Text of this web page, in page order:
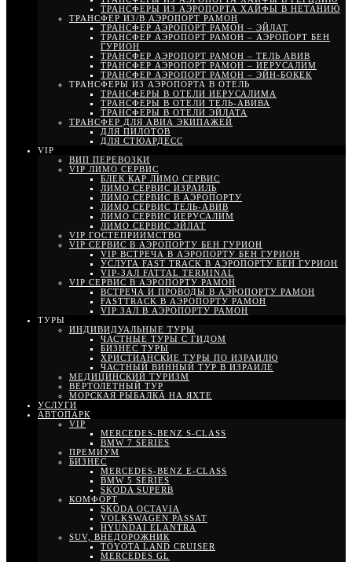
ТРАНСФЕРЫ ИЗ АЭРОПОРТА ХАЙФЫ В НЕТАНИЮ
ТРАНСФЕР ИЗ/В АЭРОПОРТ РАМОН
ТРАНСФЕР АЭРОПОРТ РАМОН – ЭЙЛАТ
ТРАНСФЕР АЭРОПОРТ РАМОН – АЭРОПОРТ БЕН
ГУРИОН
ТРАНСФЕР АЭРОПОРТ РАМОН – ТЕЛЬ АВИВ
ТРАНСФЕР АЭРОПОРТ РАМОН – ИЕРУСАЛИМ
ТРАНСФЕР АЭРОПОРТ РАМОН – ЭЙН-БОКЕК
ТРАНСФЕРЫ ИЗ АЭРОПОРТА В ОТЕЛЬ
ТРАНСФЕРЫ В ОТЕЛИ ИЕРУСАЛИМА
ТРАНСФЕРЫ В ОТЕЛИ ТЕЛЬ-АВИВА
ТРАНСФЕРЫ В ОТЕЛИ ЭЙЛАТА
ТРАНСФЕР ДЛЯ АВИА ЭКИПАЖЕЙ
ДЛЯ ПИЛОТОВ
ДЛЯ СТЮАРДЕСС
VIP
ВИП ПЕРЕВОЗКИ
VIP ЛИМО СЕРВИС
БЛЕК КАР ЛИМО СЕРВИС
ЛИМО СЕРВИС ИЗРАИЛЬ
ЛИМО СЕРВИС В АЭРОПОРТУ
ЛИМО СЕРВИС ТЕЛЬ-АВИВ
ЛИМО СЕРВИС ИЕРУСАЛИМ
ЛИМО СЕРВИС ЭЙЛАТ
VIP ГОСТЕПРИИМСТВО
VIP СЕРВИС В АЭРОПОРТУ БЕН ГУРИОН
VIP ВСТРЕЧА В АЭРОПОРТУ БЕН ГУРИОН
УСЛУГА FAST TRACK В АЭРОПОРТУ БЕН ГУРИОН
VIP-ЗАЛ FATTAL TERMINAL
VIP СЕРВИС В АЭРОПОРТУ РАМОН
ВСТРЕЧА И ПРОВОДЫ В АЭРОПОРТУ РАМОН
FASTTRACK В АЭРОПОРТУ РАМОН
VIP ЗАЛ В АЭРОПОРТУ РАМОН
ТУРЫ
ИНДИВИДУАЛЬНЫЕ ТУРЫ
ЧАСТНЫЕ ТУРЫ С ГИДОМ
БИЗНЕС ТУРЫ
ХРИСТИАНСКИЕ ТУРЫ ПО ИЗРАИЛЮ
ЧАСТНЫЙ ВИННЫЙ ТУР В ИЗРАИЛЕ
МЕДИЦИНСКИЙ ТУРИЗМ
ВЕРТОЛЕТНЫЙ ТУР
МОРСКАЯ РЫБАЛКА НА ЯХТЕ
УСЛУГИ
АВТОПАРК
VIP
MERCEDES-BENZ S-CLASS
BMW 7 SERIES
ПРЕМИУМ
БИЗНЕС
MERCEDES-BENZ E-CLASS
BMW 5 SERIES
SKODA SUPERB
КОМФОРТ
SKODA OCTAVIA
VOLKSWAGEN PASSAT
HYUNDAI ELANTRA
SUV, ВНЕДОРОЖНИК
TOYOTA LAND CRUISER
MERCEDES GL